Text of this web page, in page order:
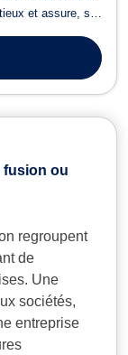
et assure, si
les étapes de
fusion ou
regroupent
de
Une
sociétés,
entreprise